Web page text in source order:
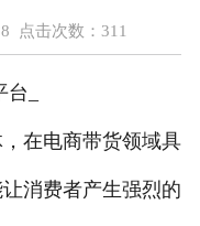
游戏展示
人才招聘
点击次数： 311
_
在电商带货领域具
消费者产生强烈的